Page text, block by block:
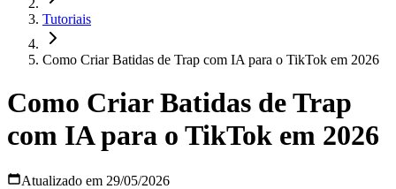
Tutoriais
Como Criar Batidas de Trap com IA para o TikTok em 2026
Como Criar Batidas de Trap
com IA para o TikTok em 2026
Atualizado em 29/05/2026